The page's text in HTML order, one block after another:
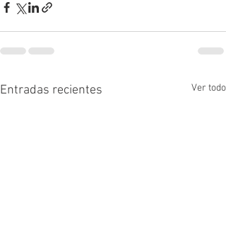
Entradas recientes Ver todo